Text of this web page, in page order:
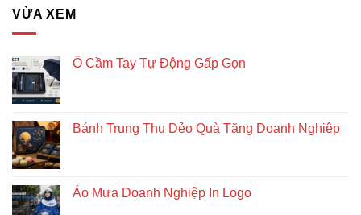
VỪA XEM
Ô Cầm Tay Tự Động Gấp Gọn
Bánh Trung Thu Dẻo Quà Tặng Doanh Nghiệp
Áo Mưa Doanh Nghiệp In Logo